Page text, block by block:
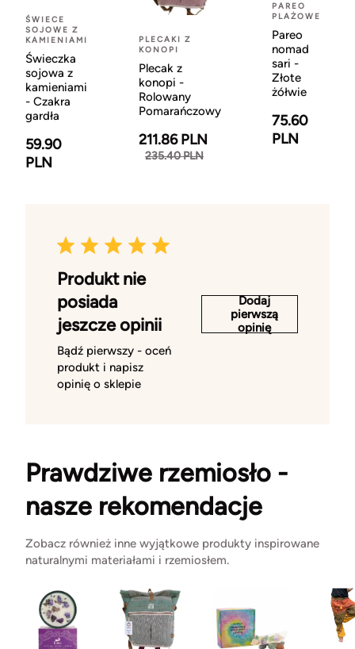
ŚWIECE
SOJOWE Z
KAMIENIAMI
Świeczka
sojowa z
kamieniami
- Czakra
gardła
59.90
PLN
PLECAKI Z
KONOPI
Plecak z
konopi -
Rolowany
Pomarańczowy
211.86 PLN
235.40 PLN
PAREO
PLAŻOWE
Pareo
nomad
sari -
Złote
żółwie
75.60
PLN
Produkt nie
posiada
jeszcze opinii
Bądź pierwszy - oceń
produkt i napisz
opinię o sklepie
Dodaj
pierwszą
opinię
Prawdziwe rzemiosło -
nasze rekomendacje
Zobacz również inne wyjątkowe produkty inspirowane
naturalnymi materiałami i rzemiosłem.